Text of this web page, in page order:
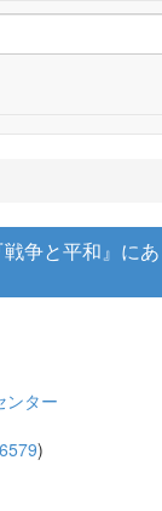
戦争と平和』に
ンター
)